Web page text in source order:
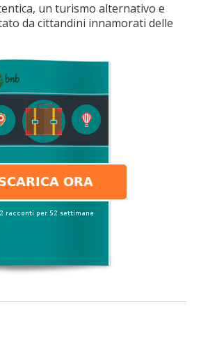
un turismo alternativo e
da cittandini innamorati delle